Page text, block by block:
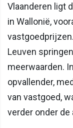
Vlaanderen ligt
in Wallonië,
Leuven
meerwaarden.
opvallender,
van vastgoed,
verder onder de